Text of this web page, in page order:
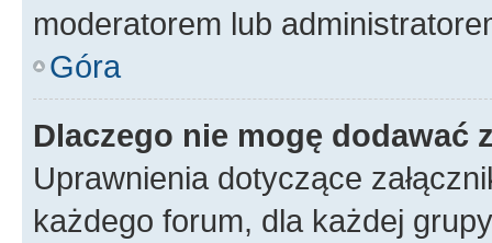
moderatorem lub
Góra
Dlaczego nie mogę dodawać
Uprawnienia dotyczące
każdego forum, dla każdej